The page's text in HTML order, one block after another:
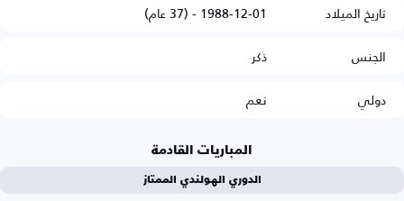
تاريخ الميلاد
1988-12-01 - (37 عام)
الجنس
ذكر
دولي
نعم
المباريات القادمة
الدوري الهولندي الممتاز